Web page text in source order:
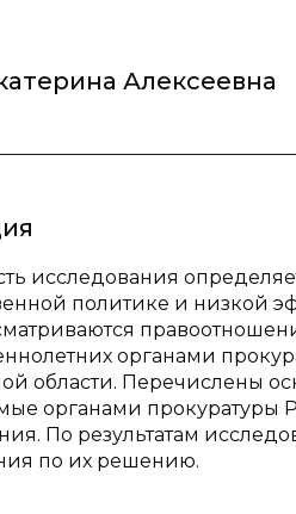
Алексеевна
исследования
политике и низкой
органами
области. Перечислены
органами прокуратуры
По результатам
по их решению.